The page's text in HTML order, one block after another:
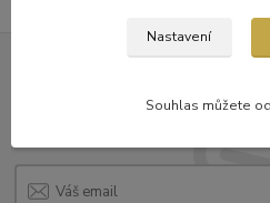
a
Nastavení
Souhlas můžete